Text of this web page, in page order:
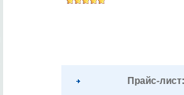
Прайс-лист: